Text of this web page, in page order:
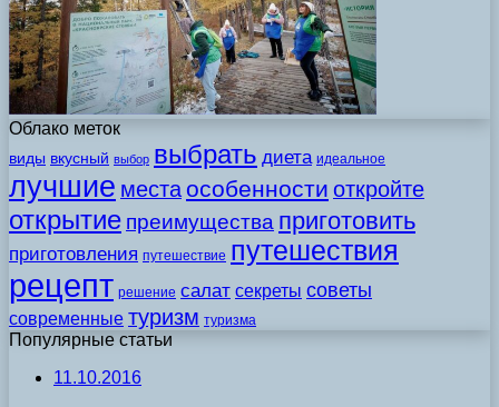
Облако меток
виды вкусный выбор выбрать диета идеальное
лучшие места особенности откройте
открытие преимущества приготовить
приготовления путешествие путешествия
рецепт решение салат секреты советы
современные туризм туризма
Популярные статьи
11.10.2016